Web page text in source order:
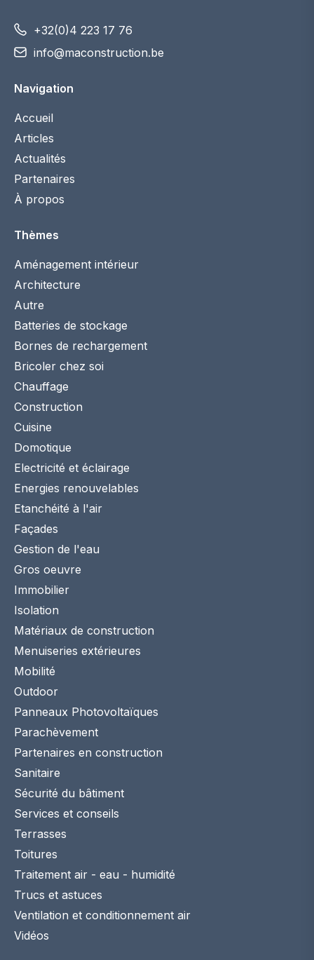
+32(0)4 223 17 76
info@maconstruction.be
Navigation
Accueil
Articles
Actualités
Partenaires
À propos
Thèmes
Aménagement intérieur
Architecture
Autre
Batteries de stockage
Bornes de rechargement
Bricoler chez soi
Chauffage
Construction
Cuisine
Domotique
Electricité et éclairage
Energies renouvelables
Etanchéité à l'air
Façades
Gestion de l'eau
Gros oeuvre
Immobilier
Isolation
Matériaux de construction
Menuiseries extérieures
Mobilité
Outdoor
Panneaux Photovoltaïques
Parachèvement
Partenaires en construction
Sanitaire
Sécurité du bâtiment
Services et conseils
Terrasses
Toitures
Traitement air - eau - humidité
Trucs et astuces
Ventilation et conditionnement air
Vidéos